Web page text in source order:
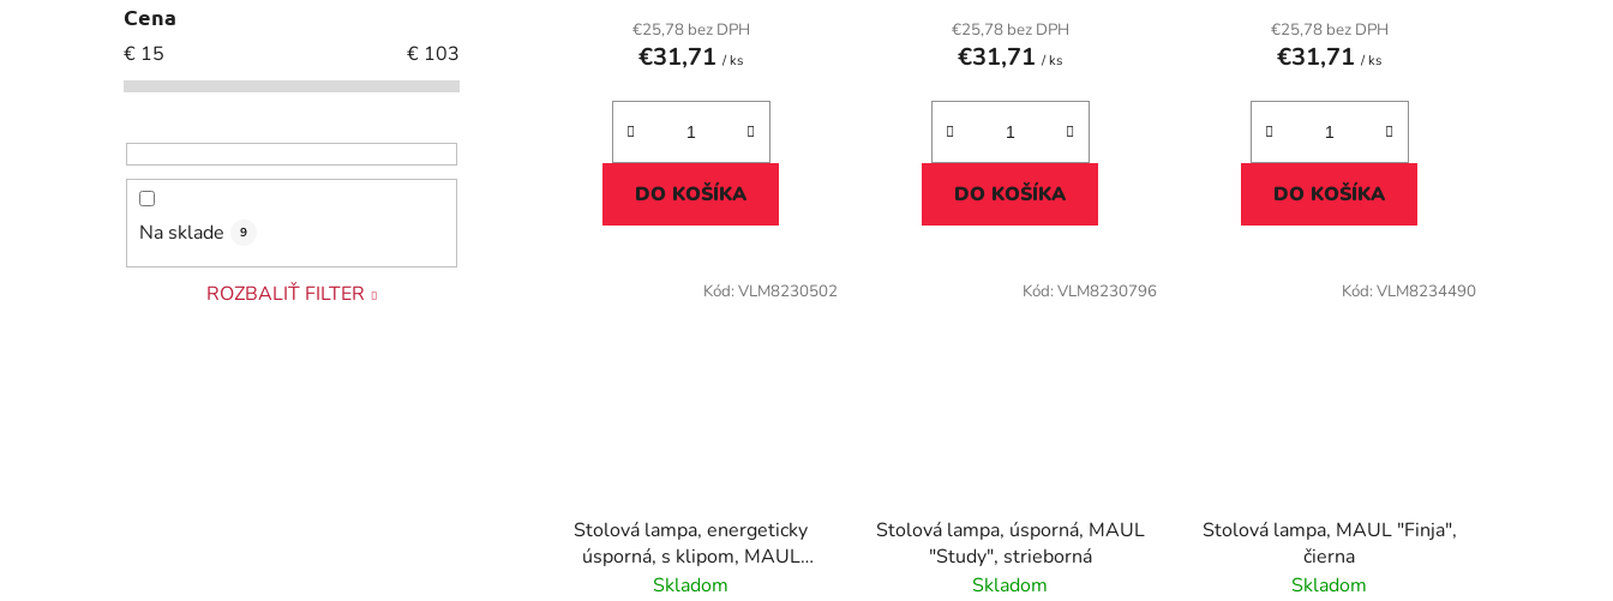
Cena
€ 15 € 103
Na sklade 9
ROZBALIŤ FILTER
€25,78 bez DPH
€31,71/ ks
DO KOŠÍKA
€25,78 bez DPH
€31,71/ ks
DO KOŠÍKA
€25,78 bez DPH
€31,71/ ks
DO KOŠÍKA
Stolová lampa, energeticky
úsporná, s klipom, MAUL
"Study", biela
Skladom
Kód: VLM8230502
Stolová lampa, úsporná, MAUL
"Study", strieborná
Skladom
Kód: VLM8230796
Stolová lampa, MAUL "Finja",
čierna
Skladom
Kód: VLM8234490